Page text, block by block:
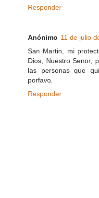
Responder
Anónimo 11 de julio
San Martin, mi
Dios, Nuestro Senor,
las personas que
porfavo.
Responder